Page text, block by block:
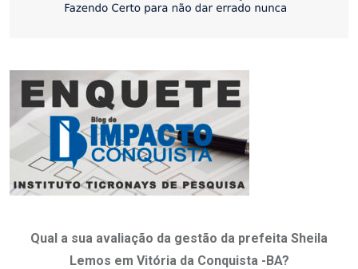
Qual a sua avaliação da gestão da prefeita Sheila
Lemos em Vitória da Conquista -BA?